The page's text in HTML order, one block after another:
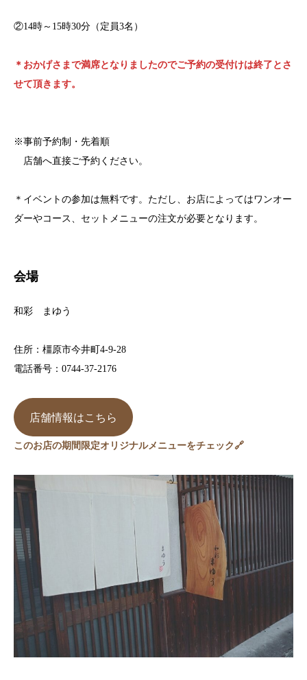
②14時～15時30分（定員3名）
＊おかげさまで満席となりましたのでご予約の受付けは終了とさ
せて頂きます。
※事前予約制・先着順
店舗へ直接ご予約ください。
＊イベントの参加は無料です。ただし、お店によってはワンオー
ダーやコース、セットメニューの注文が必要となります。
会場
和彩 まゆう
住所：橿原市今井町4-9-28
電話番号：0744-37-2176
店舗情報はこちら
このお店の期間限定オリジナルメニューをチェック🔗